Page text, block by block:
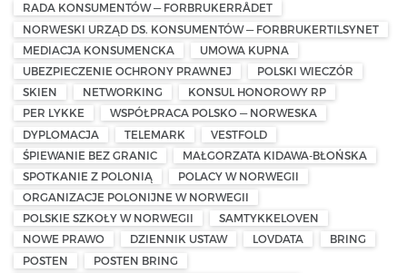
RADA KONSUMENTÓW — FORBRUKERRÅDET
NORWESKI URZĄD DS. KONSUMENTÓW — FORBRUKERTILSYNET
MEDIACJA KONSUMENCKA
UMOWA KUPNA
UBEZPIECZENIE OCHRONY PRAWNEJ
POLSKI WIECZÓR
SKIEN
NETWORKING
KONSUL HONOROWY RP
PER LYKKE
WSPÓŁPRACA POLSKO — NORWESKA
DYPLOMACJA
TELEMARK
VESTFOLD
ŚPIEWANIE BEZ GRANIC
MAŁGORZATA KIDAWA-BŁOŃSKA
SPOTKANIE Z POLONIĄ
POLACY W NORWEGII
ORGANIZACJE POLONIJNE W NORWEGII
POLSKIE SZKOŁY W NORWEGII
SAMTYKKELOVEN
NOWE PRAWO
DZIENNIK USTAW LOVDATA
BRING
POSTEN
POSTEN BRING